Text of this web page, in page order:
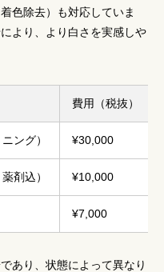
色除去）も対応していま
より、より白さを実感しや
費用（税抜）
ング） ¥30,000
剤込） ¥10,000
¥7,000
あり、状態によって異なり